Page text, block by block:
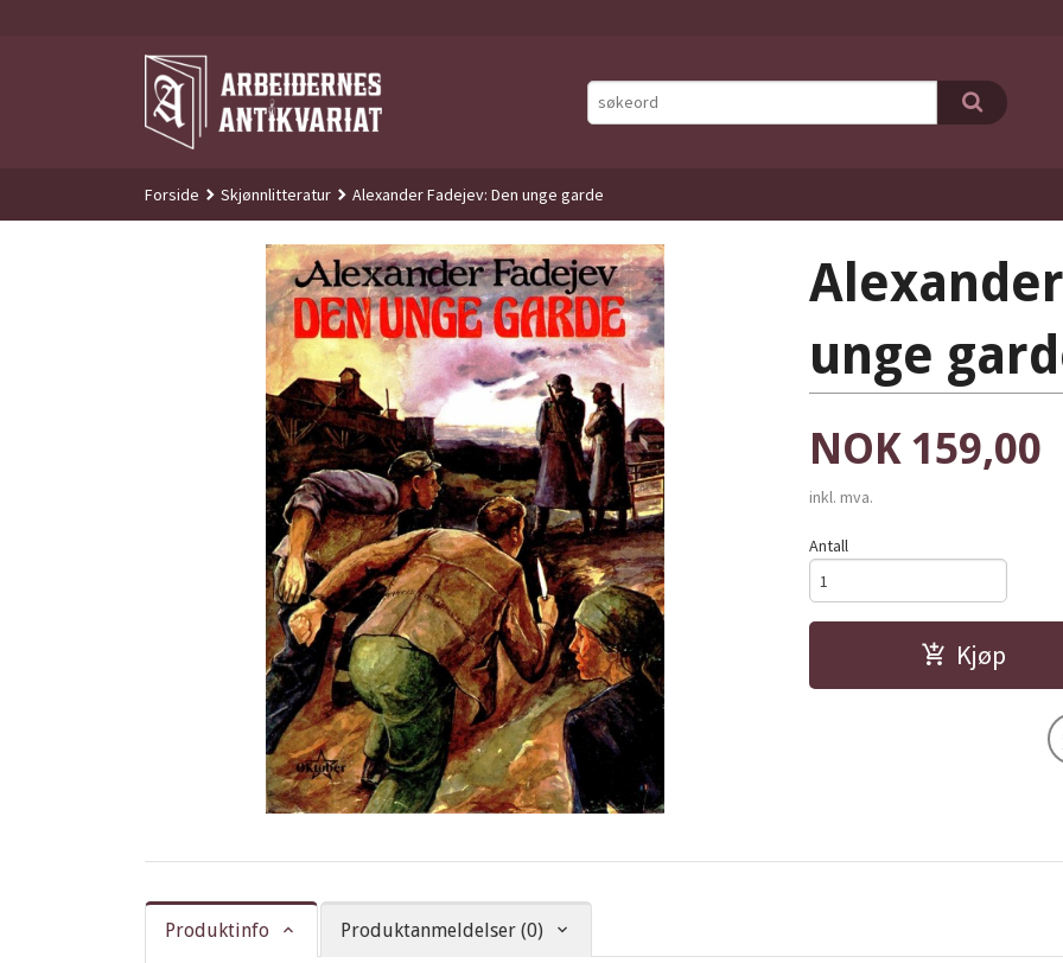
Forside Skjønnlitteratur Alexander Fadejev: Den unge garde
unge
Pris
NOK 159,00
inkl. mva.
Antall
Kjøp
Produktinfo Produktanmeldelser (0)